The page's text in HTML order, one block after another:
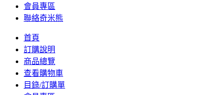
會員專區
聯絡奇米熊
首頁
訂購說明
商品總覽
查看購物車
目錄/訂購單